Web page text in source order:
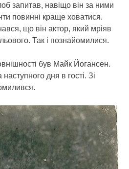
запитав, навіщо він за ними
повинні краще ховатися.
що він актор, який мріяв
Так і познайомилися.
був Майк Йогансен.
дня в гості. Зі